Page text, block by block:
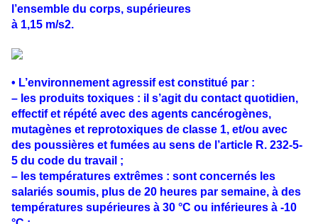
l’ensemble du corps, supérieures
à 1,15 m/s2.
• L’environnement agressif est constitué par :
– les produits toxiques : il s’agit du contact quotidien,
effectif et répété avec des agents cancérogènes,
mutagènes et reprotoxiques de classe 1, et/ou avec
des poussières et fumées au sens de l’article R. 232-5-
5 du code du travail ;
– les températures extrêmes : sont concernés les
salariés soumis, plus de 20 heures par semaine, à des
températures supérieures à 30 °C ou inférieures à -10